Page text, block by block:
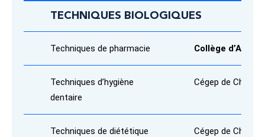
TECHNIQUES BIOLOGIQUES
Techniques de pharmacie Collège d’Alma
Techniques d’hygiène
dentaire
Cégep de
Techniques de diététique
Cégep de